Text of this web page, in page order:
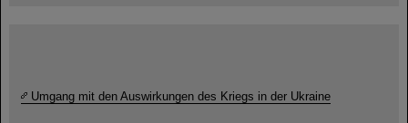
Umgang mit den Auswirkungen des Kriegs in der Ukraine